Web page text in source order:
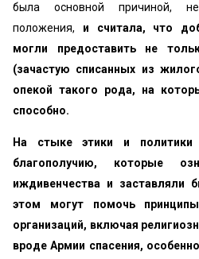
была основной причиной,
положения, и считала, что
могли предоставить не
(зачастую списанных из
опекой такого рода, на
способно.
На стыке этики и
благополучию, которые
иждивенчества и заставляли
этом могут помочь
организаций, включая
вроде Армии спасения,